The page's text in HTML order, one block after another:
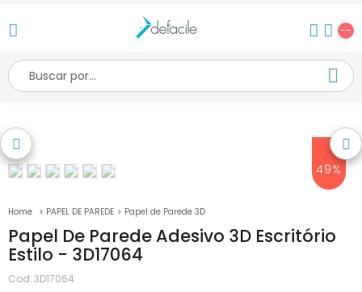
--
49%
PAPEL DE PAREDE Papel de Parede 3D
Papel De Parede Adesivo 3D Escritório
Estilo - 3D17064
Cod:3D17064